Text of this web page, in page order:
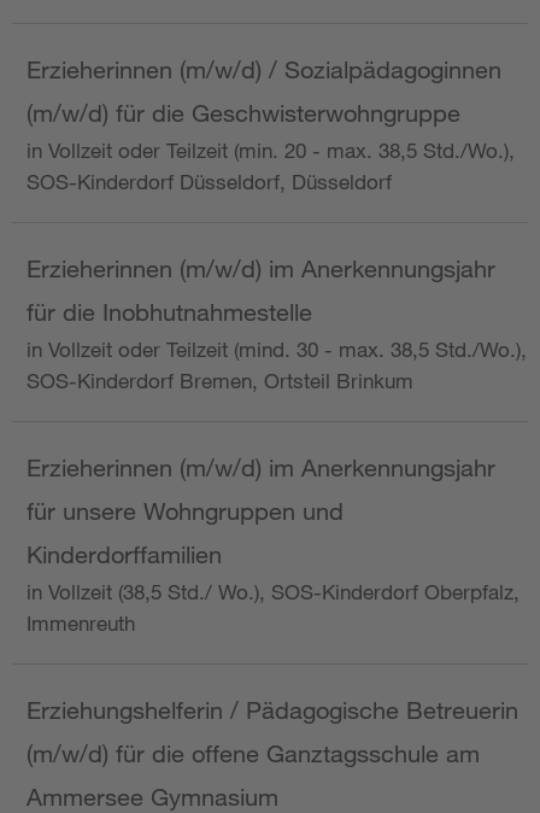
Erzieherinnen (m/w/d) / Sozialpädagoginnen
(m/w/d) für die Geschwisterwohngruppe
in Vollzeit oder Teilzeit (min. 20 - max. 38,5 Std./Wo.),
SOS-Kinderdorf Düsseldorf, Düsseldorf
Erzieherinnen (m/w/d) im Anerkennungsjahr
für die Inobhutnahmestelle
in Vollzeit oder Teilzeit (mind. 30 - max. 38,5 Std./Wo.),
SOS-Kinderdorf Bremen, Ortsteil Brinkum
Erzieherinnen (m/w/d) im Anerkennungsjahr
für unsere Wohngruppen und
Kinderdorffamilien
in Vollzeit (38,5 Std./ Wo.), SOS-Kinderdorf Oberpfalz,
Immenreuth
Erziehungshelferin / Pädagogische Betreuerin
(m/w/d) für die offene Ganztagsschule am
Ammersee Gymnasium